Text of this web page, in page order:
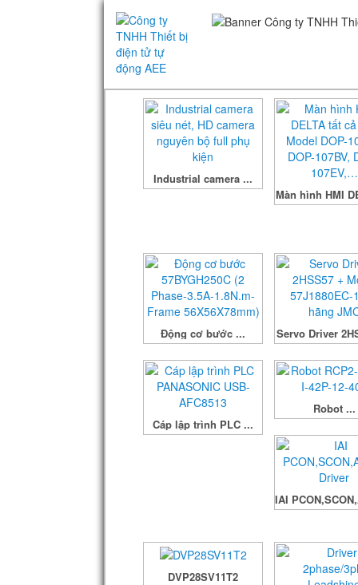
Industrial camera ...
Màn hình HMI
Động cơ bước ... Servo Driver
Cáp lập trình PLC ...
Robot ...
IAI
DVP28SV11T2